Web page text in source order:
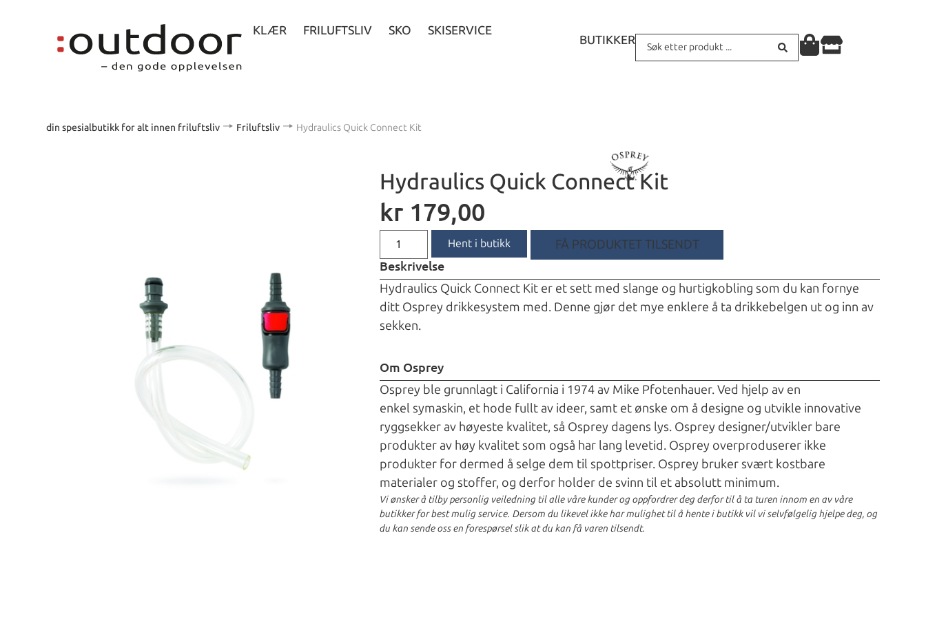
KLÆR FRILUFTSLIV SKO SKISERVICE
BUTIKKER
din spesialbutikk for alt innen friluftsliv Friluftsliv Hydraulics Quick Connect Kit
Hydraulics Quick Connect Kit
kr 179,00
Hent i butikk FÅ PRODUKTET TILSENDT
Beskrivelse
Hydraulics Quick Connect Kit er et sett med slange og hurtigkobling som du kan fornye
ditt Osprey drikkesystem med. Denne gjør det mye enklere å ta drikkebelgen ut og inn av
sekken.
Om Osprey
Osprey ble grunnlagt i California i 1974 av Mike Pfotenhauer. Ved hjelp av en
enkel symaskin, et hode fullt av ideer, samt et ønske om å designe og utvikle innovative
ryggsekker av høyeste kvalitet, så Osprey dagens lys. Osprey designer/utvikler bare
produkter av høy kvalitet som også har lang levetid. Osprey overproduserer ikke
produkter for dermed å selge dem til spottpriser. Osprey bruker svært kostbare
materialer og stoffer, og derfor holder de svinn til et absolutt minimum.
Vi ønsker å tilby personlig veiledning til alle våre kunder og oppfordrer deg derfor til å ta turen innom en av våre
butikker for best mulig service. Dersom du likevel ikke har mulighet til å hente i butikk vil vi selvfølgelig hjelpe deg, og
du kan sende oss en forespørsel slik at du kan få varen tilsendt.